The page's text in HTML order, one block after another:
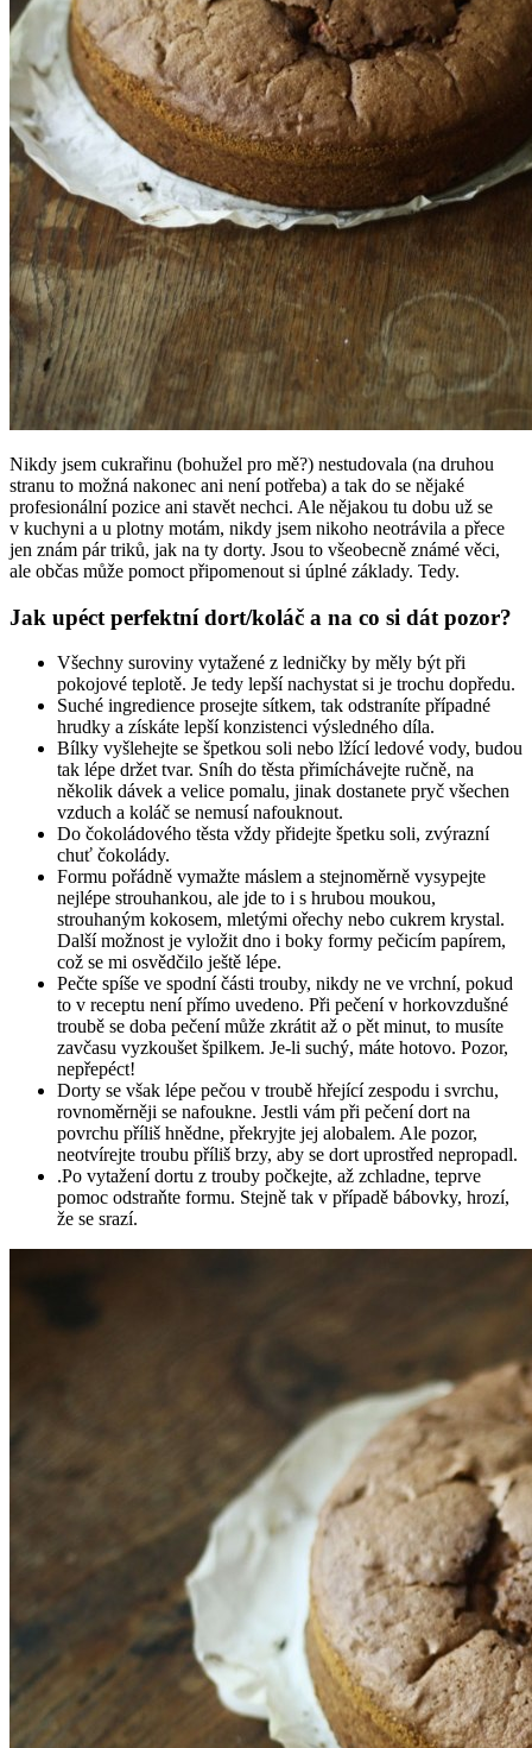
Nikdy jsem cukrařinu (bohužel pro mě?) nestudovala (na druhou
stranu to možná nakonec ani není potřeba) a tak do se nějaké
profesionální pozice ani stavět nechci. Ale nějakou tu dobu už se
v kuchyni a u plotny motám, nikdy jsem nikoho neotrávila a přece
jen znám pár triků, jak na ty dorty. Jsou to všeobecně známé věci,
ale občas může pomoct připomenout si úplné základy. Tedy.
Jak upéct perfektní dort/koláč a na co si dát pozor?
Všechny suroviny vytažené z ledničky by měly být při
pokojové teplotě. Je tedy lepší nachystat si je trochu dopředu.
Suché ingredience prosejte sítkem, tak odstraníte případné
hrudky a získáte lepší konzistenci výsledného díla.
Bílky vyšlehejte se špetkou soli nebo lžící ledové vody, budou
tak lépe držet tvar. Sníh do těsta přimíchávejte ručně, na
několik dávek a velice pomalu, jinak dostanete pryč všechen
vzduch a koláč se nemusí nafouknout.
Do čokoládového těsta vždy přidejte špetku soli, zvýrazní
chuť čokolády.
Formu pořádně vymažte máslem a stejnoměrně vysypejte
nejlépe strouhankou, ale jde to i s hrubou moukou,
strouhaným kokosem, mletými ořechy nebo cukrem krystal.
Další možnost je vyložit dno i boky formy pečicím papírem,
což se mi osvědčilo ještě lépe.
Pečte spíše ve spodní části trouby, nikdy ne ve vrchní, pokud
to v receptu není přímo uvedeno. Při pečení v horkovzdušné
troubě se doba pečení může zkrátit až o pět minut, to musíte
zavčasu vyzkoušet špilkem. Je-li suchý, máte hotovo. Pozor,
nepřepéct!
Dorty se však lépe pečou v troubě hřející zespodu i svrchu,
rovnoměrněji se nafoukne. Jestli vám při pečení dort na
povrchu příliš hnědne, překryjte jej alobalem. Ale pozor,
neotvírejte troubu příliš brzy, aby se dort uprostřed nepropadl.
.Po vytažení dortu z trouby počkejte, až zchladne, teprve
pomoc odstraňte formu. Stejně tak v případě bábovky, hrozí,
že se srazí.